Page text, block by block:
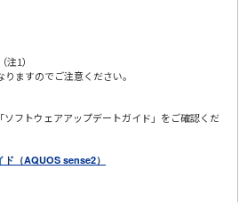
1）
ますのでご注意ください。
フトウェアアップデートガイド」をご確認くだ
（AQUOS sense2）